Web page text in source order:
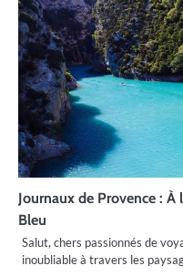
Journaux de Provence : À
Bleu
Salut, chers passionnés de
inoubliable à travers les